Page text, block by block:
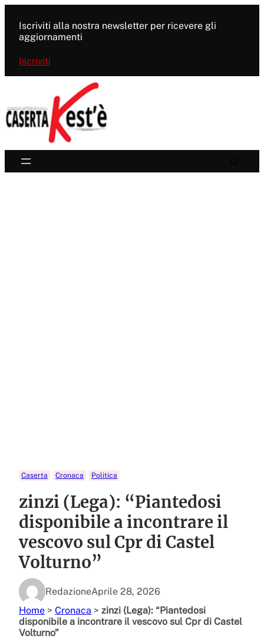
contenuto
Iscriviti alla nostra newsletter per ricevere gli
aggiornamenti
Iscriviti
Caserta Cronaca Politica
zinzi (Lega): “Piantedosi
disponibile a incontrare il
vescovo sul Cpr di Castel
Volturno”
RedazioneAprile 28, 2026
Home > Cronaca > zinzi (Lega): “Piantedosi
disponibile a incontrare il vescovo sul Cpr di Castel
Volturno”